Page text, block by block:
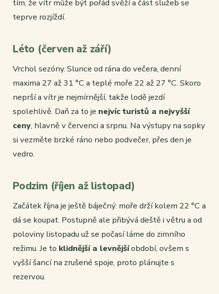
tím, že vítr může být pořád svěží a část služeb se
teprve rozjíždí.
Léto (červen až září)
Vrchol sezóny. Slunce od rána do večera, denní
maxima 27 až 31 °C a teplé moře 22 až 27 °C. Skoro
neprší a vítr je nejmírnější, takže lodě jezdí
spolehlivě. Daň za to je nejvíc turistů a nejvyšší
ceny, hlavně v červenci a srpnu. Na výstupy na sopky
si vezměte brzké ráno nebo podvečer, přes den je
vedro.
Podzim (říjen až listopad)
Začátek října je ještě báječný: moře drží kolem 22 °C a
dá se koupat. Postupně ale přibývá deště i větru a od
poloviny listopadu už se počasí láme do zimního
režimu. Je to klidnější a levnějšíobdobí, ovšem s
vyšší šancí na zrušené spoje, proto plánujte s
rezervou.